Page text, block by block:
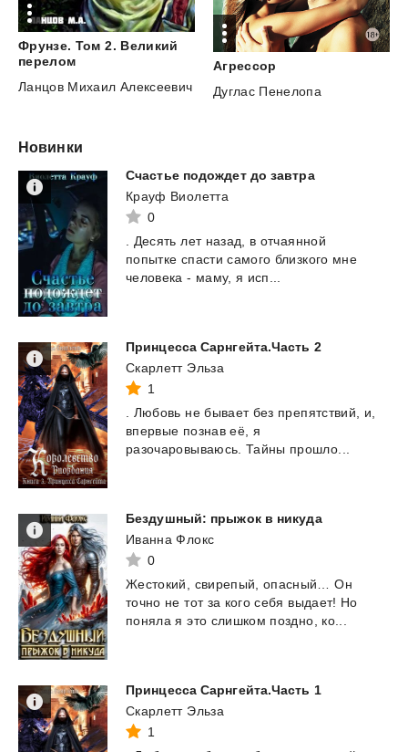
Фрунзе. Том 2. Великий
перелом
Ланцов Михаил Алексеевич
Агрессор
Дуглас Пенелопа
Новинки
Счастье подождет до завтра
Крауф Виолетта
0
. Десять лет назад, в отчаянной
попытке спасти самого близкого мне
человека - маму, я исп...
Принцесса Сарнгейта.Часть 2
Скарлетт Эльза
1
. Любовь не бывает без препятствий, и,
впервые познав её, я
разочаровываюсь. Тайны прошло...
Бездушный: прыжок в никуда
Иванна Флокс
0
Жестокий, свирепый, опасный… Он
точно не тот за кого себя выдает! Но
поняла я это слишком поздно, ко...
Принцесса Сарнгейта.Часть 1
Скарлетт Эльза
1